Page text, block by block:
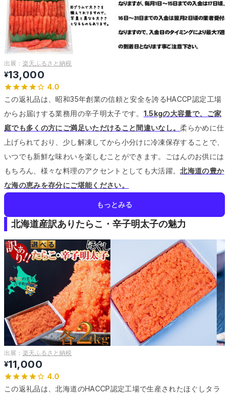
出展： 楽天ふるさと納税
¥13,000
4.0
この返礼品は、昭和35年創業の信頼と安全を誇るHACCP認定工場
からお届けする業務用の辛子明太子です。 1.5kgの大容量で、ご家
庭でも多くの方にご満足いただけること間違いなし。柔らかめに仕
上げられており、少し解凍してから小分けに冷凍保存することで、
いつでも新鮮な味わいを楽しむことができます。
ごはんのお供には
もちろん、様々な料理のアクセントとしても大活躍。北海道の豊か
な海の恵みを存分にご堪能ください。
もっとみる
北海道産訳ありたらこ・辛子明太子の魅力
出展： 楽天ふるさと納税
¥11,000
4.0
この返礼品は、北海道のHACCP認定工場で生産されたほぐしタラ